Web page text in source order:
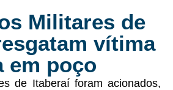
Militares de
vítima
em poço
de Itaberaí foram acionados,